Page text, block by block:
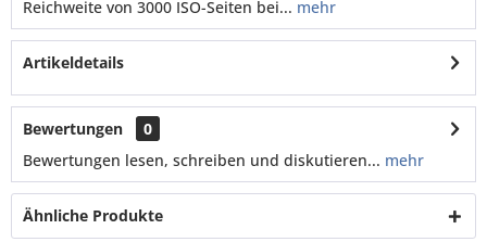
Reichweite von 3000 ISO-Seiten bei... mehr
Artikeldetails
Bewertungen
0
Bewertungen lesen, schreiben und diskutieren... mehr
Ähnliche Produkte